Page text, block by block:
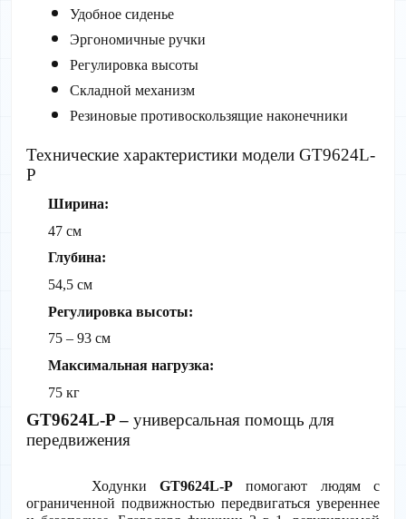
Удобное сиденье
Эргономичные ручки
Регулировка высоты
Складной механизм
Резиновые противоскользящие наконечники
Технические характеристики модели GT9624L-
P
Ширина:
47 см
Глубина:
54,5 см
Регулировка высоты:
75 – 93 см
Максимальная нагрузка:
75 кг
GT9624L-P – универсальная помощь для
передвижения
Ходунки GT9624L-P помогают людям с
ограниченной подвижностью передвигаться увереннее